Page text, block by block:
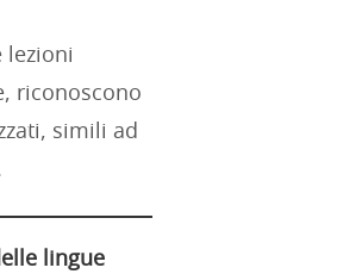
lezioni
riconoscono
simili ad
lingue